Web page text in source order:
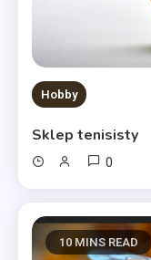
Hobby
Sklep tenisisty
0
10 MINS READ